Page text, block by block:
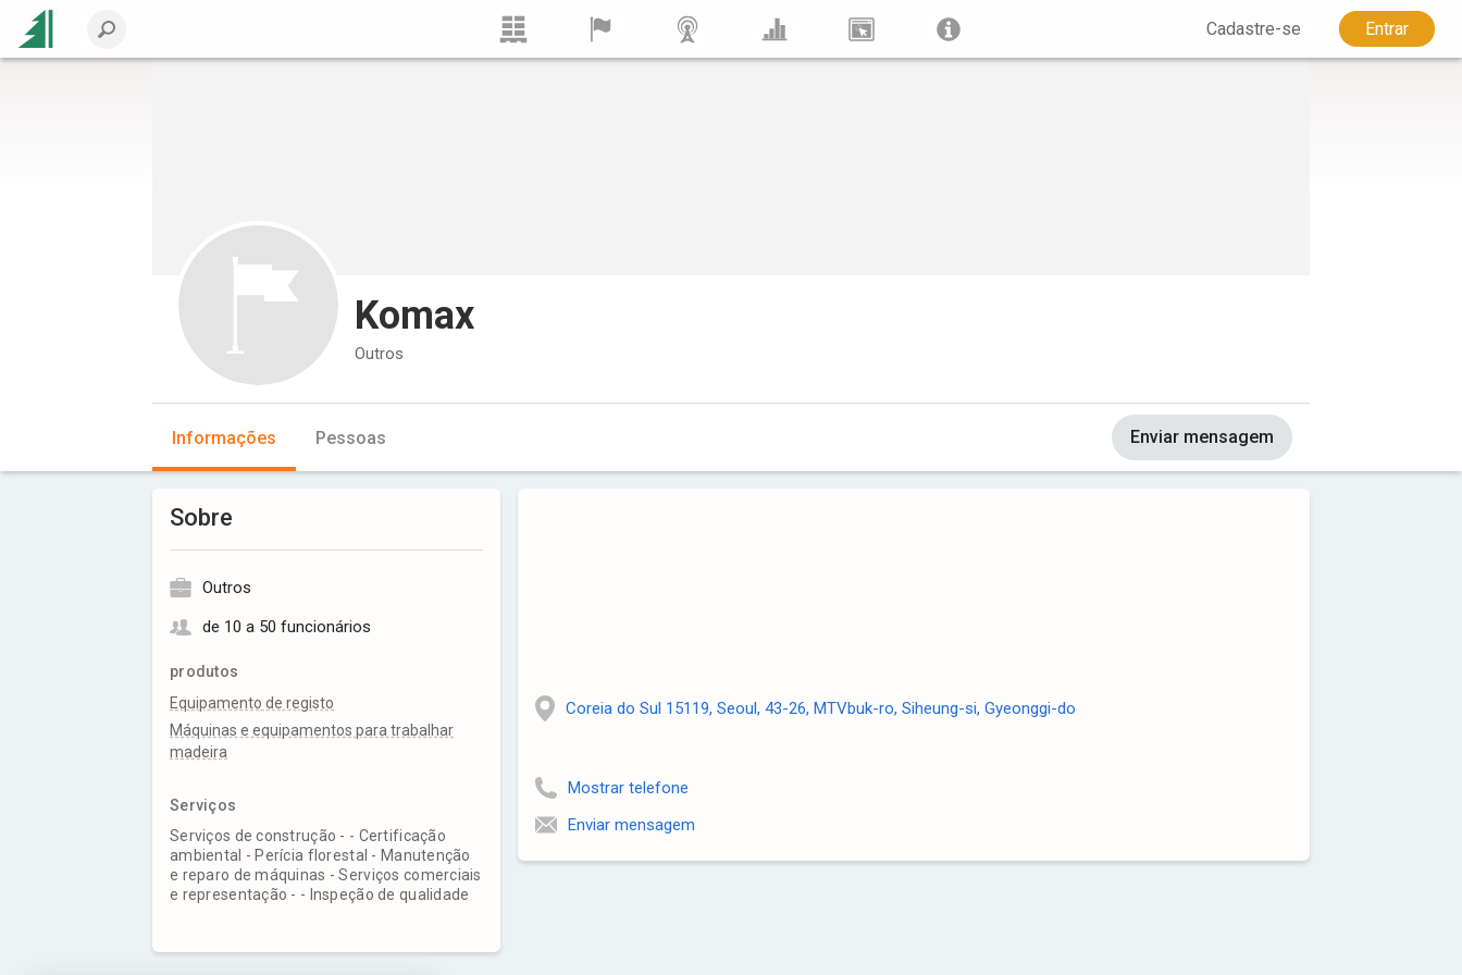
Cadastre-se Entrar
Komax
Outros
Informações Pessoas Enviar mensagem
Sobre
Outros
de 10 a 50 funcionários
produtos
Equipamento de registo
Máquinas e equipamentos para trabalhar
madeira
Serviços
Serviços de construção - - Certificação
ambiental - Perícia florestal - Manutenção
e reparo de máquinas - Serviços comerciais
e representação - - Inspeção de qualidade
Coreia do Sul 15119, Seoul, 43-26, MTVbuk-ro, Siheung-si, Gyeonggi-do
Mostrar telefone
Enviar mensagem